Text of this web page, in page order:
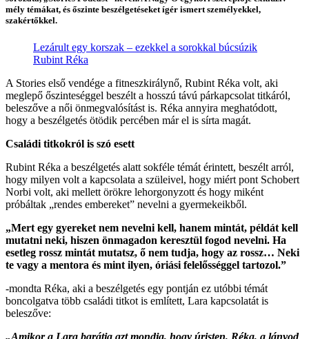
mély témákat, és őszinte beszélgetéseket ígér ismert személyekkel,
szakértőkkel.
Lezárult egy korszak – ezekkel a sorokkal búcsúzik
Rubint Réka
A Stories első vendége a fitneszkirálynő, Rubint Réka volt, aki
meglepő őszinteséggel beszélt a hosszú távú párkapcsolat titkáról,
beleszőve a női önmegvalósítást is. Réka annyira meghatódott,
hogy a beszélgetés ötödik percében már el is sírta magát.
Családi titkokról is szó esett
Rubint Réka a beszélgetés alatt sokféle témát érintett, beszélt arról,
hogy milyen volt a kapcsolata a szüleivel, hogy miért pont Schobert
Norbi volt, aki mellett örökre lehorgonyzott és hogy miként
próbáltak „rendes embereket” nevelni a gyermekeikből.
„Mert egy gyereket nem nevelni kell, hanem mintát, példát kell
mutatni neki, hiszen önmagadon keresztül fogod nevelni. Ha
esetleg rossz mintát mutatsz, ő nem tudja, hogy az rossz… Neki
te vagy a mentora és mint ilyen, óriási felelősséggel tartozol.”
-mondta Réka, aki a beszélgetés egy pontján ez utóbbi témát
boncolgatva több családi titkot is említett, Lara kapcsolatát is
beleszőve:
„Amikor a Lara barátja azt mondja, hogy úristen, Réka, a lányod